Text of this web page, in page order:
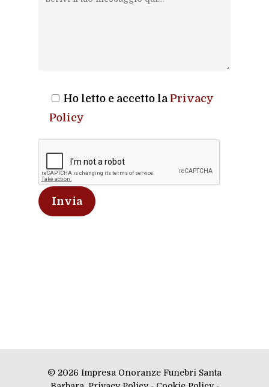
Ho letto e accetto la Privacy
Policy
© 2026 Impresa Onoranze Funebri Santa